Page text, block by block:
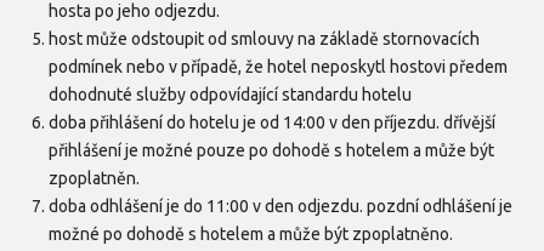
hosta po jeho odjezdu.
host může odstoupit od smlouvy na základě stornovacích
podmínek nebo v případě, že hotel neposkytl hostovi předem
dohodnuté služby odpovídající standardu hotelu
doba přihlášení do hotelu je od 14:00 v den příjezdu. dřívější
přihlášení je možné pouze po dohodě s hotelem a může být
zpoplatněn.
doba odhlášení je do 11:00 v den odjezdu. pozdní odhlášení je
možné po dohodě s hotelem a může být zpoplatněno.